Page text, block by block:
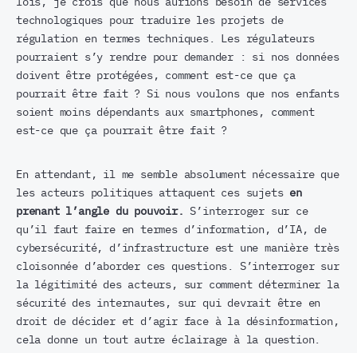
technologiques pour traduire les projets de
régulation en termes techniques. Les régulateurs
pourraient s’y rendre pour demander : si nos données
doivent être protégées, comment est-ce que ça
pourrait être fait ? Si nous voulons que nos enfants
soient moins dépendants aux smartphones, comment
est-ce que ça pourrait être fait ?
En attendant, il me semble absolument nécessaire que
les acteurs politiques attaquent ces sujets en
prenant l’angle du pouvoir. S’interroger sur ce
qu’il faut faire en termes d’information, d’IA, de
cybersécurité, d’infrastructure est une manière très
cloisonnée d’aborder ces questions. S’interroger sur
la légitimité des acteurs, sur comment déterminer la
sécurité des internautes, sur qui devrait être en
droit de décider et d’agir face à la désinformation,
cela donne un tout autre éclairage à la question.